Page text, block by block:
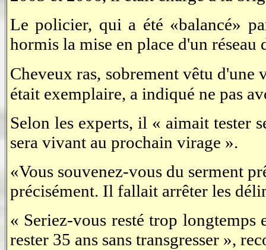
Le policier, qui a été «balancé»
hormis la mise en place d'un
Cheveux ras, sobrement vêtu d'une
était exemplaire, a indiqué ne pas
Selon les experts, il « aimait tester
sera vivant au prochain virage ».
«Vous souvenez-vous du serment
précisément. Il fallait arrêter les
« Seriez-vous resté trop longtemps
rester 35 ans sans transgresser »,